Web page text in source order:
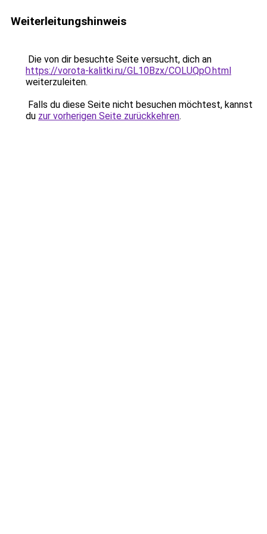
Weiterleitungshinweis
Die von dir besuchte Seite versucht, dich an
https://vorota-kalitki.ru/GL10Bzx/COLUQpO.html
weiterzuleiten.
Falls du diese Seite nicht besuchen möchtest, kannst
du zur vorherigen Seite zurückkehren.